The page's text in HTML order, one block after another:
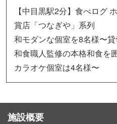
【中目黒駅2分】食べログ
賞店「つなぎや」系列
和モダンな個室を8名様〜貸
和食職人監修の本格和食を
カラオケ個室は4名様〜
施設概要